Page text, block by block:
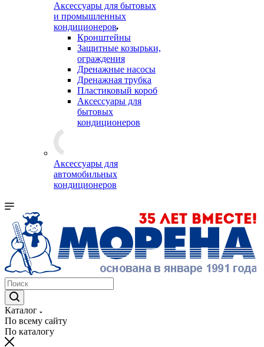
Аксессуары для бытовых
и промышленных
кондиционеров
Кронштейны
Защитные козырьки,
ограждения
Дренажные насосы
Дренажная трубка
Пластиковый короб
Аксессуары для
бытовых
кондиционеров
Аксессуары для
автомобильных
кондиционеров
Каталог
По всему сайту
По каталогу